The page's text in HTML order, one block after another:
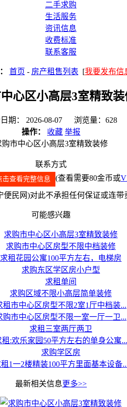
二手求购
生活服务
资讯信息
收费标准
联系客服
首页 - 房产租售列表 [我要发布信
心区小高层3室精致装
日期： 2026-08-07 浏览量：628
操作：
收藏 举报
购市中心区小高层3室精致装修
联系方式
击查看完整信息 (查看需要80金币或
民网)对此不承担任何保证或连带
可能感兴趣
求购市中心区小高层3室精致装修
求购市中心区房型不限中档装修
求租花园公寓100平方左右，电梯房
求购东区学区房小户型
求租单间
求购区域不限小高层简单装修
租市中心区房型不限2室1厅中档装...
购市中心区房型不限一室一厅一卫...
求租三室两厅两卫
租:欢乐家园50平方左右的单身公寓...
求购学区房
1一2楼精装100平方里面基本设备
最新相关信息更多>>